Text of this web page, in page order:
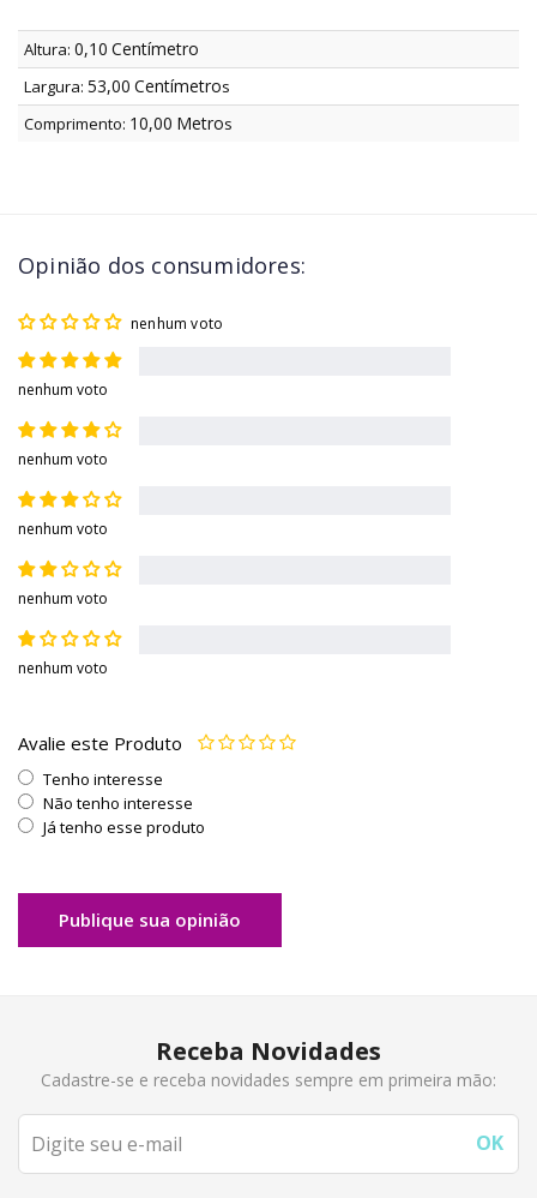
Altura: 0,10 Centímetro
Largura: 53,00 Centímetros
Comprimento: 10,00 Metros
Opinião dos consumidores:
nenhum voto
nenhum voto
nenhum voto
nenhum voto
nenhum voto
nenhum voto
Avalie este Produto
Tenho interesse
Não tenho interesse
Já tenho esse produto
Publique sua opinião
Receba Novidades
Cadastre-se e receba novidades sempre em primeira mão: